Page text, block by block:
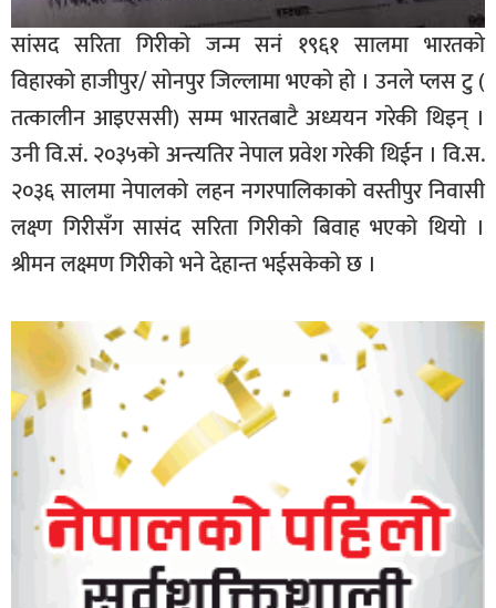
सांसद सरिता गिरीको जन्म सनं १९६१ सालमा भारतको
विहारको हाजीपुर/ सोनपुर जिल्लामा भएको हो । उनले प्लस टु (
तत्कालीन आइएससी) सम्म भारतबाटै अध्ययन गरेकी थिइन् ।
उनी वि.सं. २०३५को अन्त्यतिर नेपाल प्रवेश गरेकी थिईन । वि.स.
२०३६ सालमा नेपालको लहन नगरपालिकाको वस्तीपुर निवासी
लक्ष्ण गिरीसँग सासंद सरिता गिरीको बिवाह भएको थियो ।
श्रीमन लक्ष्मण गिरीको भने देहान्त भईसकेको छ ।